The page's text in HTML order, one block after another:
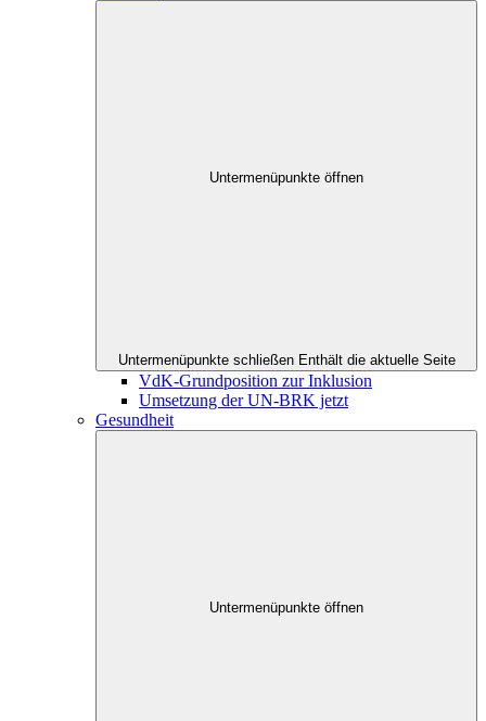
Untermenüpunkte öffnen
Untermenüpunkte schließen Enthält die aktuelle Seite
VdK-Grundposition zur Inklusion
Umsetzung der UN-BRK jetzt
Gesundheit
Untermenüpunkte öffnen